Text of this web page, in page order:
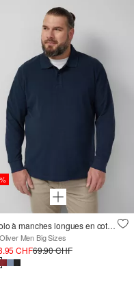
Polo à manches longues en coton piqué avec poignets
Men Big Sizes
CHF69.90 CHF